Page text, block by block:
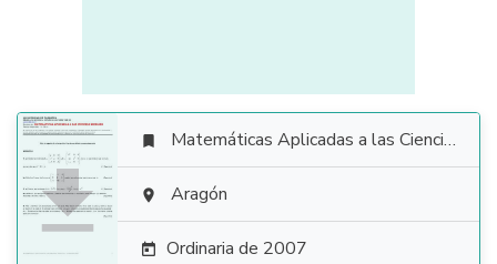

 Matemáticas Aplicadas a las Ciencias Sociales
 Aragón
 Ordinaria de 2007